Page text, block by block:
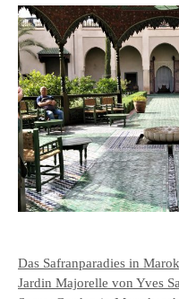
Das Safranparadies in
Jardin Majorelle von Yves